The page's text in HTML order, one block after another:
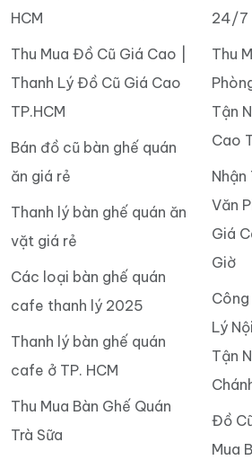
HCM
Thu Mua Đồ Cũ Giá Cao |
Thanh Lý Đồ Cũ Giá Cao
TP.HCM
Bán đồ cũ bàn ghế quán
ăn giá rẻ
Thanh lý bàn ghế quán ăn
vặt giá rẻ
Các loại bàn ghế quán
cafe thanh lý 2025
Thanh lý bàn ghế quán
cafe ở TP. HCM
Thu Mua Bàn Ghế Quán
Trà Sữa
24/7
Thu
Tận
Cao
Nhận
Văn
Giá
Giờ
Công
Lý
Tận
Đồ
Mua